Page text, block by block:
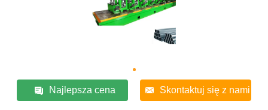
Najlepsza cena Skontaktuj się z nami